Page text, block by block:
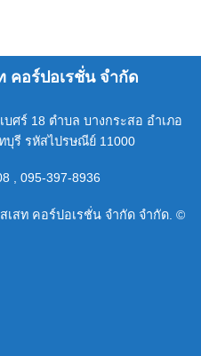
คอร์ปอเรชั่น จำกัด
ศร์ 18 ตำบล บางกระสอ อำเภอ
บุรี รหัสไปรษณีย์ 11000
, 095-397-8936
เสท คอร์ปอเรชั่น จำกัด จำกัด. ©